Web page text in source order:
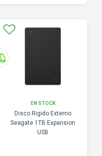
EN STOCK
Disco Rigido Externo
Seagate 1TB Expansion
USB